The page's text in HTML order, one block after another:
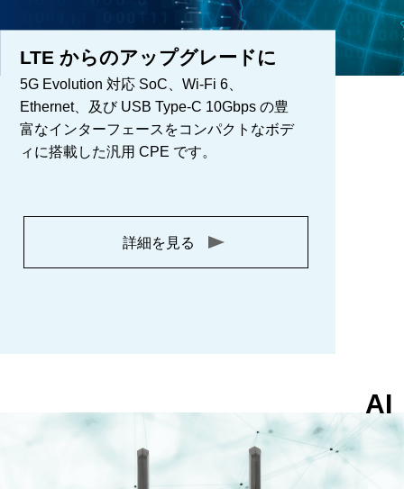
LTE からのアップグレードに
5G Evolution 対応 SoC、Wi-Fi 6、
Ethernet、及び USB Type-C 10Gbps の豊
富なインターフェースをコンパクトなボデ
ィに搭載した汎用 CPE です。
詳細を見る
AI